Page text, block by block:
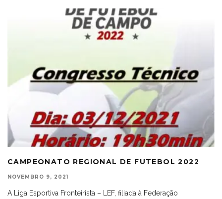
CAMPEONATO REGIONAL DE FUTEBOL 2022
NOVEMBRO 9, 2021
A Liga Esportiva Fronteirista – LEF, filiada à Federação